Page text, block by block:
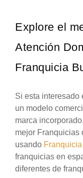
Explore el
Atención
Franquicia
Si esta interesado
un modelo
marca
mejor Franquicias
usando
franquicias en
diferentes de